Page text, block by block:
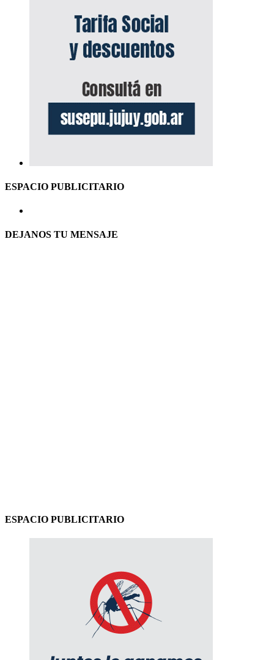
ESPACIO PUBLICITARIO
DEJANOS TU MENSAJE
ESPACIO PUBLICITARIO